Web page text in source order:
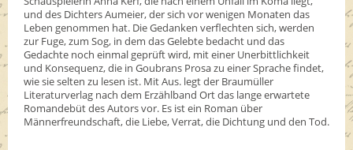
und des Dichters Aumeier, der sich vor wenigen Monaten das
Leben genommen hat. Die Gedanken verflechten sich, werden
zur Fuge, zum Sog, in dem das Gelebte bedacht und das
Gedachte noch einmal geprüft wird, mit einer Unerbittlichkeit
und Konsequenz, die in Goubrans Prosa zu einer Sprache findet,
wie sie selten zu lesen ist. Mit Aus. legt der Braumüller
Literaturverlag nach dem Erzählband Ort das lange erwartete
Romandebüt des Autors vor. Es ist ein Roman über
Männerfreundschaft, die Liebe, Verrat, die Dichtung und den Tod.